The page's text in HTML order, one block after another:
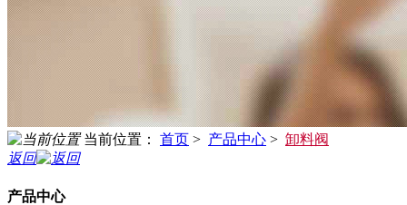
当前位置： 首页 > 产品中心 > 卸料阀
返回
产品中心